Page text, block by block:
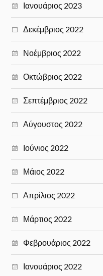
Ιανουάριος 2023
Δεκέμβριος 2022
Νοέμβριος 2022
Οκτώβριος 2022
Σεπτέμβριος 2022
Αύγουστος 2022
Ιούνιος 2022
Μάιος 2022
Απρίλιος 2022
Μάρτιος 2022
Φεβρουάριος 2022
Ιανουάριος 2022